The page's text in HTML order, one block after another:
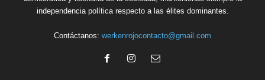
independencia política respecto a las élites dominantes.
Contáctanos: werkenrojocontacto@gmail.com